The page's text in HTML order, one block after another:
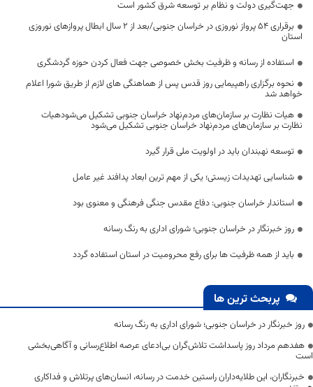
جهت‌گیری دولت و نظام بر توسعه شرق کشور است
برقراری ۵۴ پرواز نوروزی در خراسان جنوبی/بعد از ۲ سال ابطال پروازهای نوروزی
استان
استفاده از رسانه و ظرفیت بخش خصوصی جهت فعال کردن حوزه گردشگری
نحوه برگزاری راهپیمایی روز قدس پس از هماهنگی های لازم از طریق شورا اعلام
خواهد شد
هیات نظارت بر سازمان‌های مردم‌نهاد خراسان جنوبی تشکیل می‌شودهیات
نظارت بر سازمان‌های مردم‌نهاد خراسان جنوبی تشکیل می‌شود
توسعه نهبندان باید در اولویت ملی قرار گیرد
شناسایی تهدیدات زیستی؛ یکی از مهم ترین ابعاد پدافند غير عامل
استاندار خراسان جنوبی: دفاع مقدس جنگی فرهنگی و معنوی بود
روز خبرنگار در خراسان جنوبی؛ شورای اداری به رنگ رسانه
باید از همه ظرفیت ها برای رفع محرومیت در استان استفاده گردد
پربحث ترین ها
روز خبرنگار در خراسان جنوبی؛ شورای اداری به رنگ رسانه
هفدهم مرداد روز پاسداشت تلاش‌گران بی‌ادعای عرصه اطلاع‌رسانی و آگاهی‌بخشی
است
خبرنگاران، این طلایه‌داران راستین خدمت در رسانه، انسان‌های پرتلاش و فداکاری